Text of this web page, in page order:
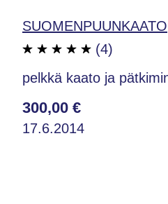
SUOMENPUUNKAATO
(4)
pelkkä kaato ja
300,00 €
17.6.2014